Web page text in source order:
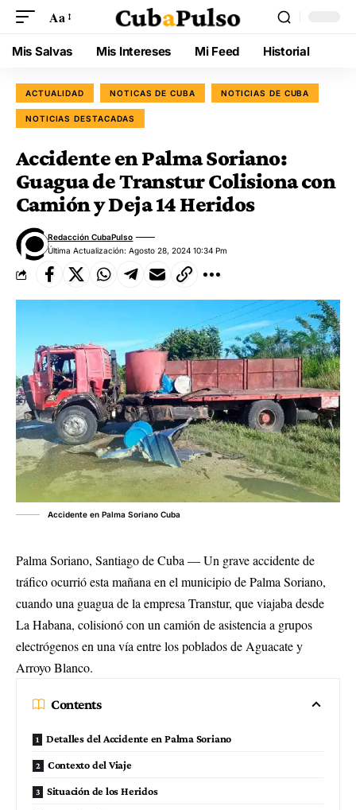
Aa
Mis Salvas Mis Intereses Mi Feed Historial
ACTUALIDAD NOTICAS DE CUBA NOTICIAS DE CUBA
NOTICIAS DESTACADAS
Accidente en Palma Soriano:
Guagua de Transtur Colisiona con
Camión y Deja 14 Heridos
Última Actualización: Agosto 28, 2024 10:34 Pm
Redacción CubaPulso
Accidente en Palma Soriano Cuba
Palma Soriano, Santiago de Cuba — Un grave accidente de
tráfico ocurrió esta mañana en el municipio de Palma Soriano,
cuando una guagua de la empresa Transtur, que viajaba desde
La Habana, colisionó con un camión de asistencia a grupos
electrógenos en una vía entre los poblados de Aguacate y
Arroyo Blanco.
Contents
Detalles del Accidente en Palma Soriano
Contexto del Viaje
Situación de los Heridos